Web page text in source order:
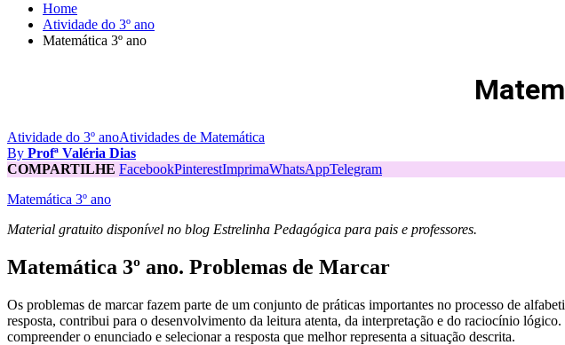
Home
Atividade do 3º ano
Matemática 3º ano
Atividade do 3º anoAtividades de Matemática
By Profª Valéria Dias
COMPARTILHE FacebookPinterestImprimaWhatsAppTelegram
Matemática 3º ano
Material gratuito disponível no blog Estrelinha Pedagógica para pais e professores.
Matemática 3º ano. Problemas de Marcar
Os problemas de marcar fazem parte de um conjunto de práticas importantes no processo de
resposta, contribui para o desenvolvimento da leitura atenta, da interpretação e do raciocínio
compreender o enunciado e selecionar a resposta que melhor representa a situação descrita.